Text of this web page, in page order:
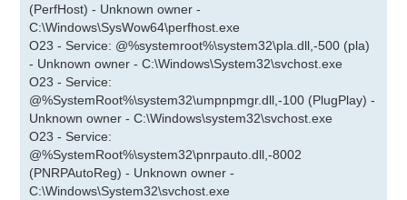
(PerfHost) - Unknown owner -
C:\Windows\SysWow64\perfhost.exe
O23 - Service: @%systemroot%\system32\pla.dll,-500 (pla)
- Unknown owner - C:\Windows\System32\svchost.exe
O23 - Service:
@%SystemRoot%\system32\umpnpmgr.dll,-100 (PlugPlay) -
Unknown owner - C:\Windows\system32\svchost.exe
O23 - Service:
@%SystemRoot%\system32\pnrpauto.dll,-8002
(PNRPAutoReg) - Unknown owner -
C:\Windows\System32\svchost.exe